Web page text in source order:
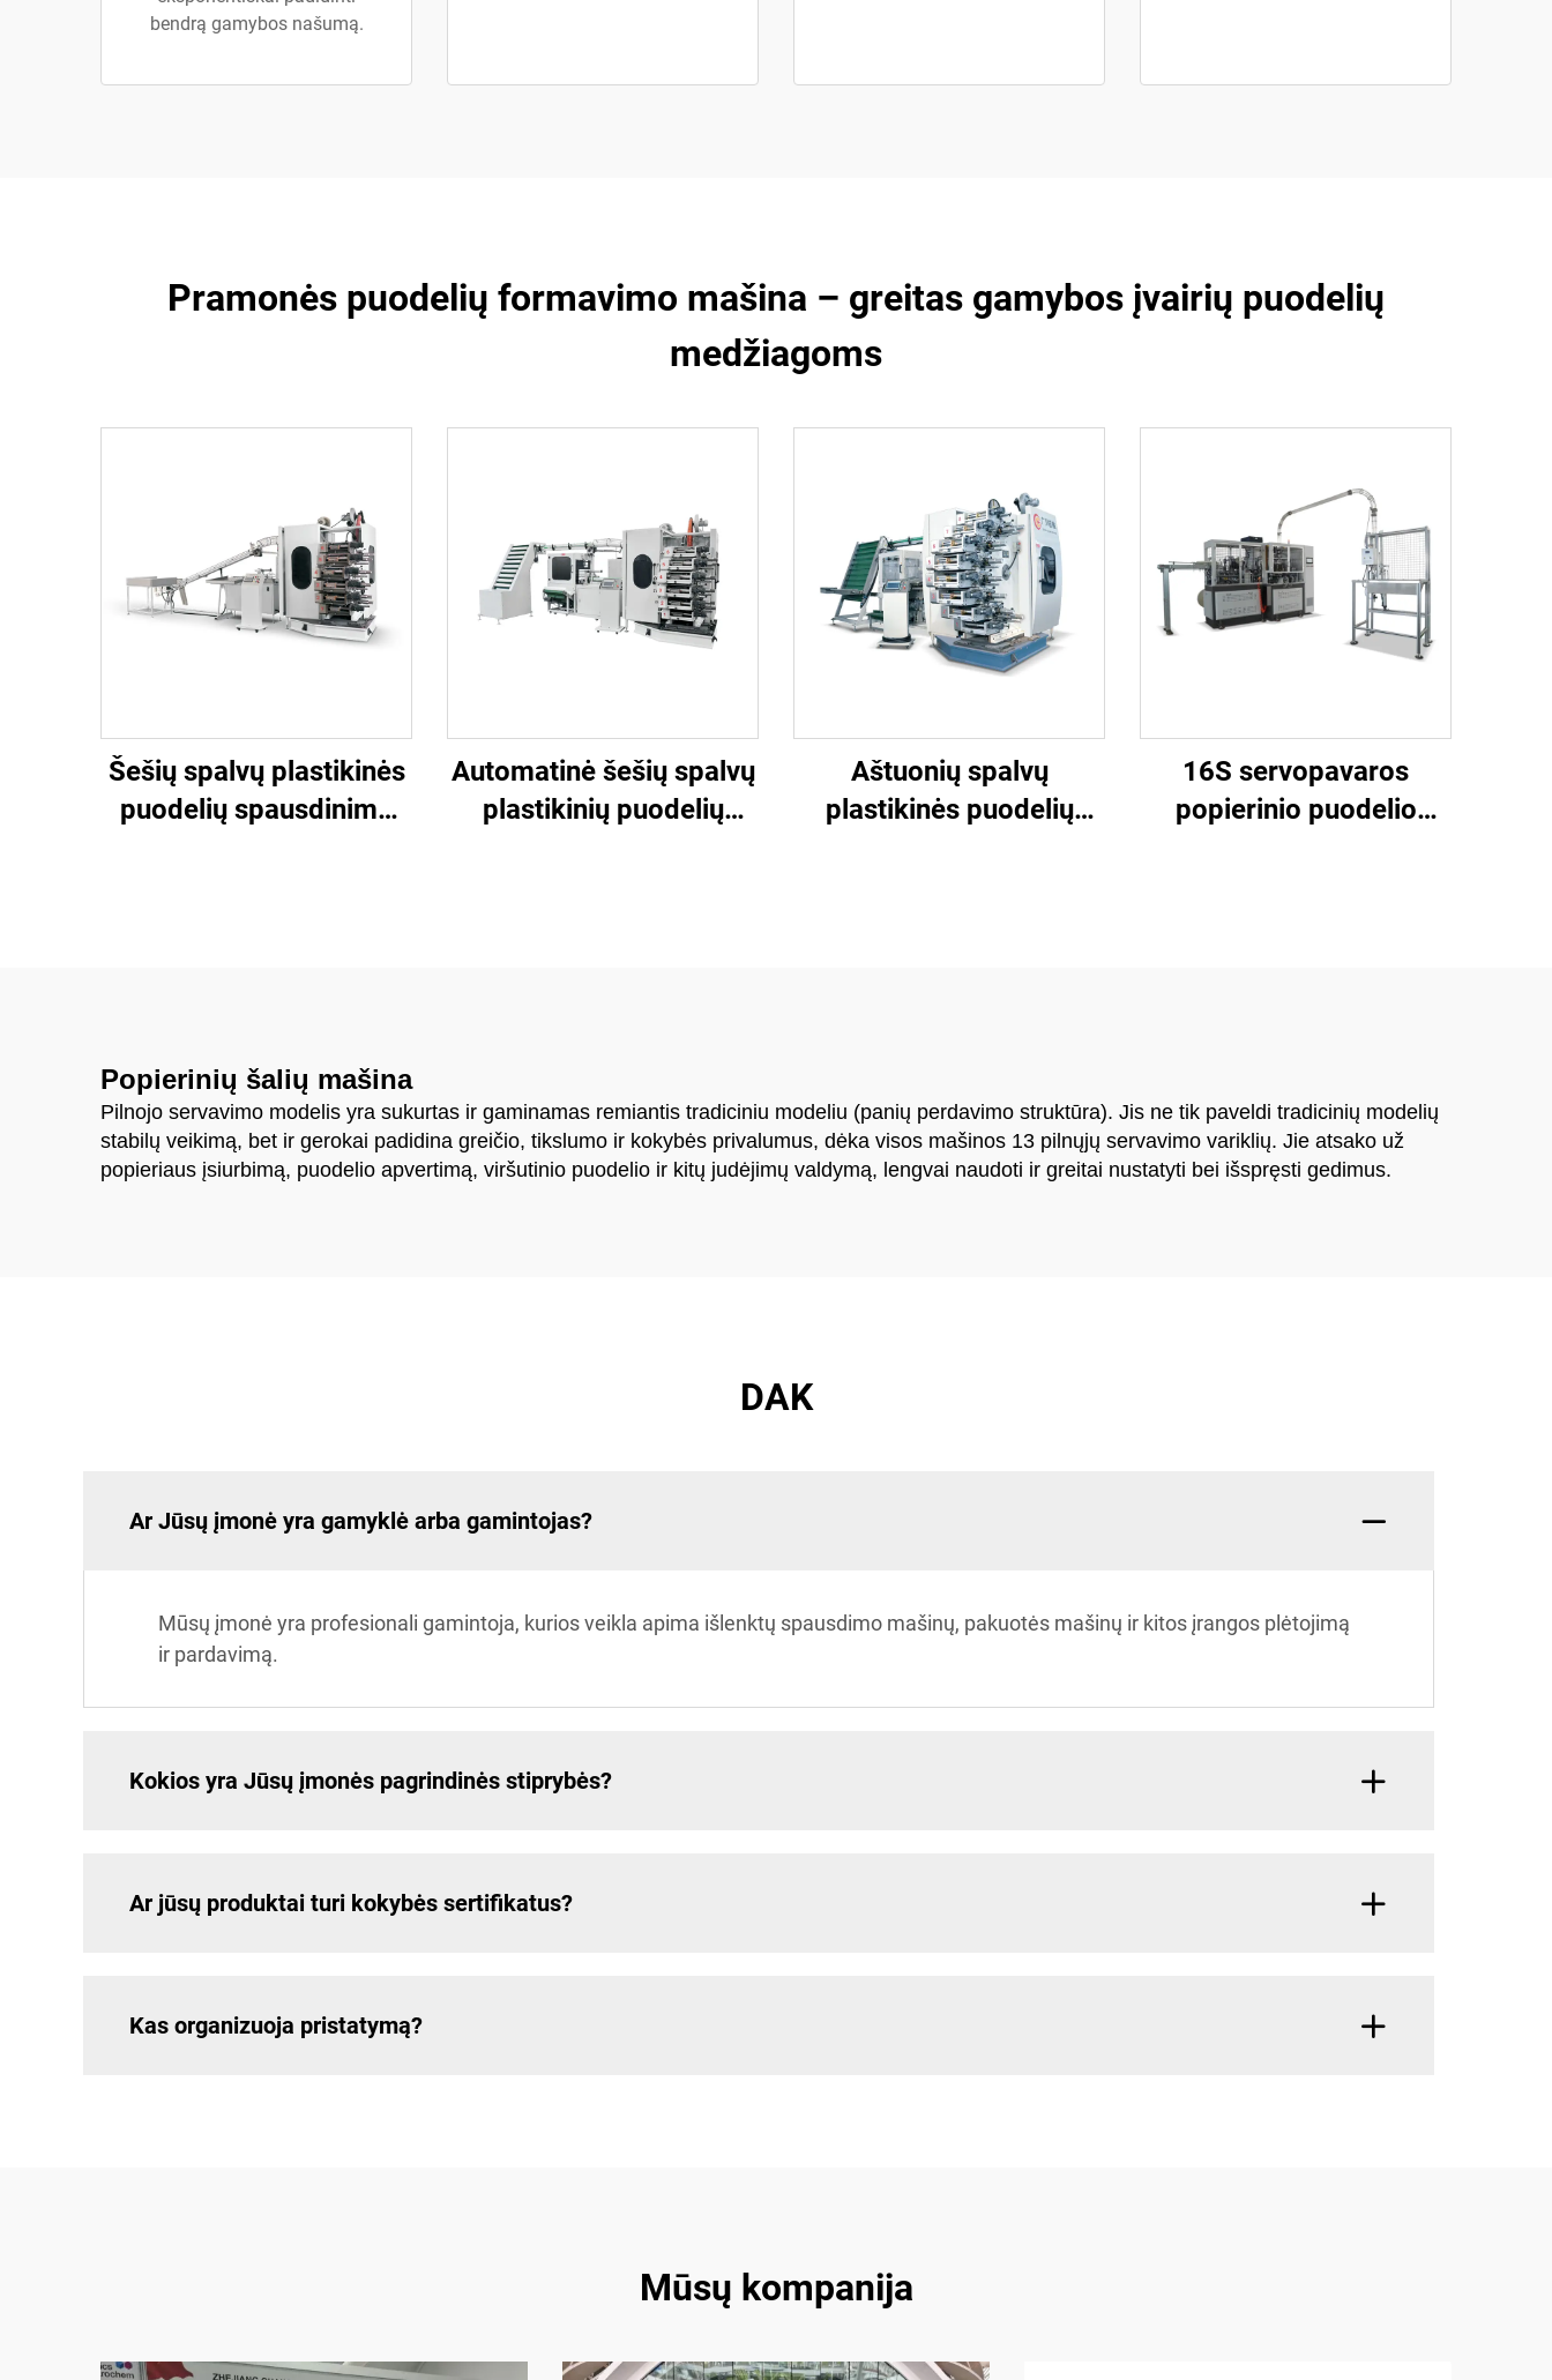
bendrą gamybos našumą.
Pramonės puodelių formavimo mašina – greitas gamybos įvairių puodelių
medžiagoms
Šešių spalvų plastikinės
puodelių spausdinimo
Automatinė šešių spalvų
plastikinių puodelių
Aštuonių spalvų
plastikinės puodelių
16S servopavaros
popierinio puodelio
Popierinių šalių mašina
Pilnojo servavimo modelis yra sukurtas ir gaminamas remiantis tradiciniu modeliu (panių perdavimo struktūra). Jis ne tik paveldi tradicinių modelių
stabilų veikimą, bet ir gerokai padidina greičio, tikslumo ir kokybės privalumus, dėka visos mašinos 13 pilnųjų servavimo variklių. Jie atsako už
popieriaus įsiurbimą, puodelio apvertimą, viršutinio puodelio ir kitų judėjimų valdymą, lengvai naudoti ir greitai nustatyti bei išspręsti gedimus.
DAK
Ar Jūsų įmonė yra gamyklė arba gamintojas?
Mūsų įmonė yra profesionali gamintoja, kurios veikla apima išlenktų spausdimo mašinų, pakuotės mašinų ir kitos įrangos plėtojimą
ir pardavimą.
Kokios yra Jūsų įmonės pagrindinės stiprybės?
Ar jūsų produktai turi kokybės sertifikatus?
Kas organizuoja pristatymą?
Mūsų kompanija